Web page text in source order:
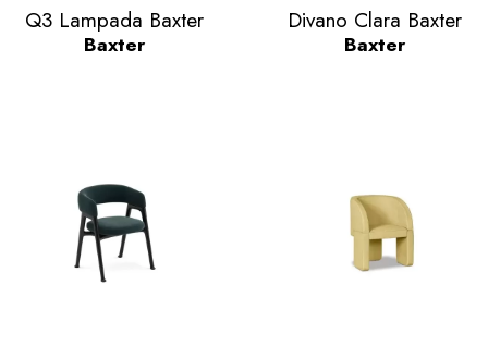
Anteprima
Q3 Lampada Baxter
Baxter
 Anteprima
Divano Clara Baxter
Baxter